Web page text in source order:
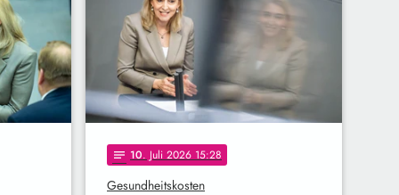
notes 10. Juli 2026 15:28
Gesundheitskosten